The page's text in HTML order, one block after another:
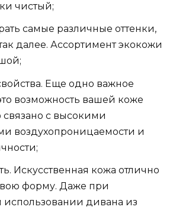
чистый;
самые различные оттенки,
далее. Ассортимент экокожи
Еще одно важное
возможность вашей коже
связано с высокими
воздухопроницаемости и
Искусственная кожа отлично
форму. Даже при
использовании дивана из